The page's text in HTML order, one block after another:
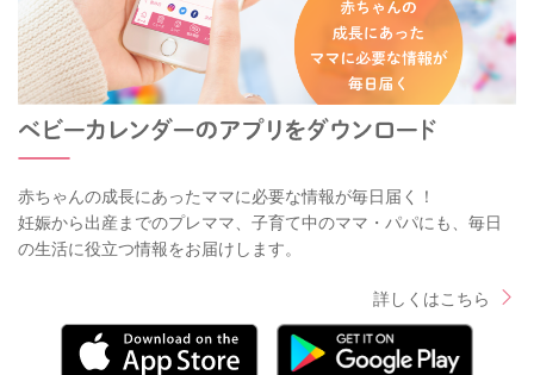
赤ちゃんの成長にあったママに必要な情報が毎日届く！
妊娠から出産までのプレママ、子育て中のママ・パパにも、毎日
の生活に役立つ情報をお届けします。
詳しくはこちら